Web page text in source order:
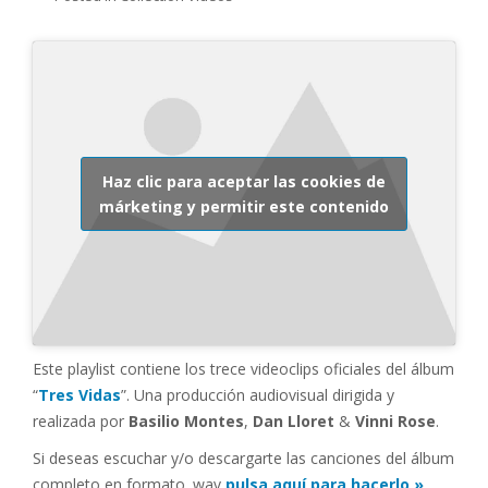
Haz clic para aceptar las cookies de
márketing y permitir este contenido
Este playlist contiene los trece videoclips oficiales del álbum
“Tres Vidas”. Una producción audiovisual dirigida y
realizada por Basilio Montes, Dan Lloret & Vinni Rose.
Si deseas escuchar y/o descargarte las canciones del álbum